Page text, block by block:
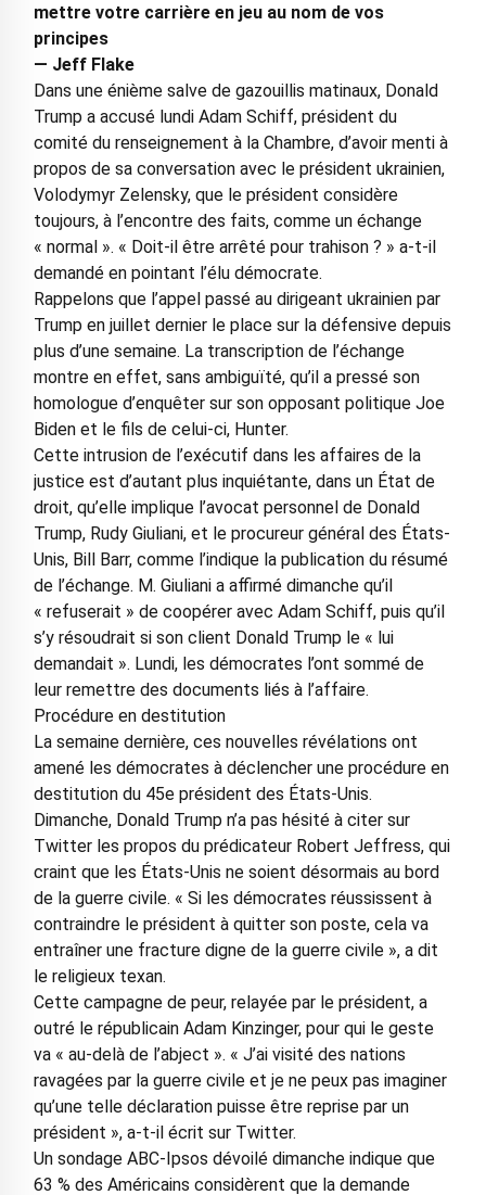
mettre votre carrière en jeu au nom de vos
principes
— Jeff Flake
Dans une énième salve de gazouillis matinaux, Donald
Trump a accusé lundi Adam Schiff, président du
comité du renseignement à la Chambre, d’avoir menti à
propos de sa conversation avec le président ukrainien,
Volodymyr Zelensky, que le président considère
toujours, à l’encontre des faits, comme un échange
« normal ». « Doit-il être arrêté pour trahison ? » a-t-il
demandé en pointant l’élu démocrate.
Rappelons que l’appel passé au dirigeant ukrainien par
Trump en juillet dernier le place sur la défensive depuis
plus d’une semaine. La transcription de l’échange
montre en effet, sans ambiguïté, qu’il a pressé son
homologue d’enquêter sur son opposant politique Joe
Biden et le fils de celui-ci, Hunter.
Cette intrusion de l’exécutif dans les affaires de la
justice est d’autant plus inquiétante, dans un État de
droit, qu’elle implique l’avocat personnel de Donald
Trump, Rudy Giuliani, et le procureur général des États-
Unis, Bill Barr, comme l’indique la publication du résumé
de l’échange. M. Giuliani a affirmé dimanche qu’il
« refuserait » de coopérer avec Adam Schiff, puis qu’il
s’y résoudrait si son client Donald Trump le « lui
demandait ». Lundi, les démocrates l’ont sommé de
leur remettre des documents liés à l’affaire.
Procédure en destitution
La semaine dernière, ces nouvelles révélations ont
amené les démocrates à déclencher une procédure en
destitution du 45e président des États-Unis.
Dimanche, Donald Trump n’a pas hésité à citer sur
Twitter les propos du prédicateur Robert Jeffress, qui
craint que les États-Unis ne soient désormais au bord
de la guerre civile. « Si les démocrates réussissent à
contraindre le président à quitter son poste, cela va
entraîner une fracture digne de la guerre civile », a dit
le religieux texan.
Cette campagne de peur, relayée par le président, a
outré le républicain Adam Kinzinger, pour qui le geste
va « au-delà de l’abject ». « J’ai visité des nations
ravagées par la guerre civile et je ne peux pas imaginer
qu’une telle déclaration puisse être reprise par un
président », a-t-il écrit sur Twitter.
Un sondage ABC-Ipsos dévoilé dimanche indique que
63 % des Américains considèrent que la demande